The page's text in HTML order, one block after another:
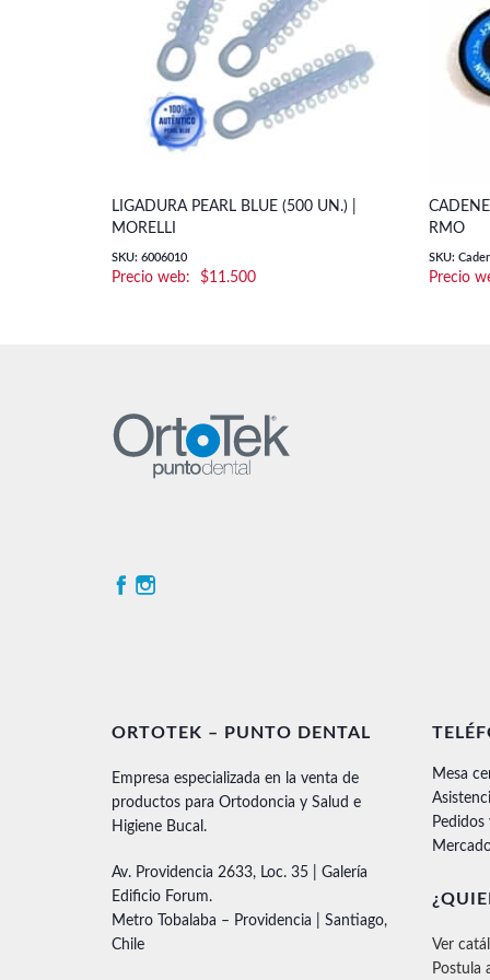
LIGADURA PEARL BLUE (500 UN.) |
MORELLI
SKU: 6006010
$11.500
RMO
SKU:
ORTOTEK – PUNTO DENTAL
Empresa especializada en la venta de
productos para Ortodoncia y Salud e
Higiene Bucal.
Av. Providencia 2633, Loc. 35 | Galería
Edificio Forum.
Metro Tobalaba – Providencia | Santiago,
Chile
Mesa
Ver
Postula